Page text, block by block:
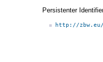
Persistenter
http://